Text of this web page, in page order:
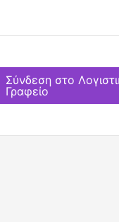
Σύνδεση στο
Γραφείο